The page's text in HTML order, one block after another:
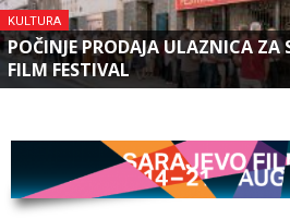
KULTURA
POČINJE PRODAJA ULAZNICA ZA
FILM FESTIVAL